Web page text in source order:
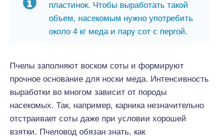
пластинок. Чтобы выработать такой
объем, насекомым нужно употребить
около 4 кг меда и пару сот с пергой.
Пчелы заполняют воском соты и формируют
прочное основание для носки меда. Интенсивность
выработки во многом зависит от породы
насекомых. Так, например, карника незначительно
отстраивает соты даже при условии хорошей
взятки. Пчеловод обязан знать, как